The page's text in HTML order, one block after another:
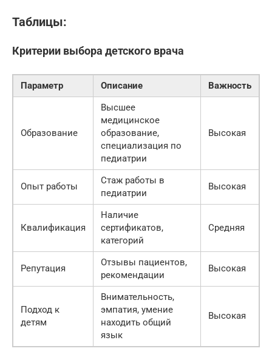
Таблицы:
Критерии выбора детского врача
Параметр Описание Важность
Образование
Высшее
медицинское
образование,
специализация по
педиатрии
Высокая
Опыт работы
Стаж работы в
педиатрии
Высокая
Квалификация
Наличие
сертификатов,
категорий
Средняя
Репутация
Отзывы пациентов,
рекомендации
Высокая
Подход к
детям
Внимательность,
эмпатия, умение
находить общий
язык
Высокая